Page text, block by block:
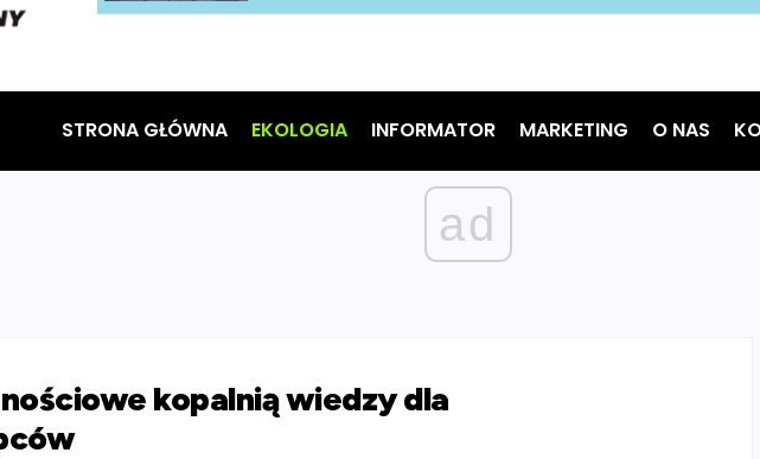
STRONA GŁÓWNA EKOLOGIA INFORMATOR MARKETING O NAS
ad
kopalnią wiedzy dla